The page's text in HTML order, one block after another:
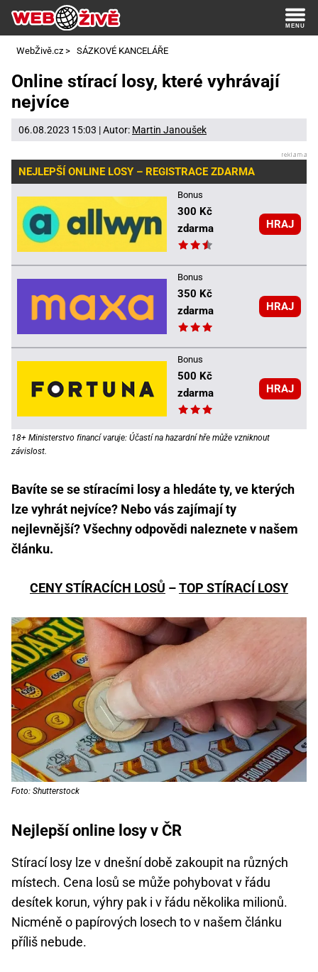
WebŽivě.cz > SÁZKOVÉ KANCELÁŘE
Online stírací losy, které vyhrávají
nejvíce
06.08.2023 15:03 | Autor: Martin Janoušek
NEJLEPŠÍ ONLINE LOSY – REGISTRACE ZDARMA
Bonus
300 Kč
zdarma
HRAJ
Bonus
350 Kč
zdarma
HRAJ
Bonus
500 Kč
zdarma
HRAJ
18+ Ministerstvo financí varuje: Účastí na hazardní hře může vzniknout
závislost.
Bavíte se se stíracími losy a hledáte ty, ve kterých
lze vyhrát nejvíce? Nebo vás zajímají ty
nejlevnější? Všechny odpovědi naleznete v našem
článku.
CENY STÍRACÍCH LOSŮ –TOP STÍRACÍ LOSY
Foto: Shutterstock
Nejlepší online losy v ČR
Stírací losy lze v dnešní době zakoupit na různých
místech. Cena losů se může pohybovat v řádu
desítek korun, výhry pak i v řádu několika milionů.
Nicméně o papírových losech to v našem článku
příliš nebude.